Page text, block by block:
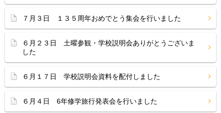
７月３日 １３５周年おめでとう集会を行いました
６月２３日 土曜参観・学校説明会ありがとうございま
した
６月１７日 学校説明会資料を配付しました
６月４日 6年修学旅行発表会を行いました